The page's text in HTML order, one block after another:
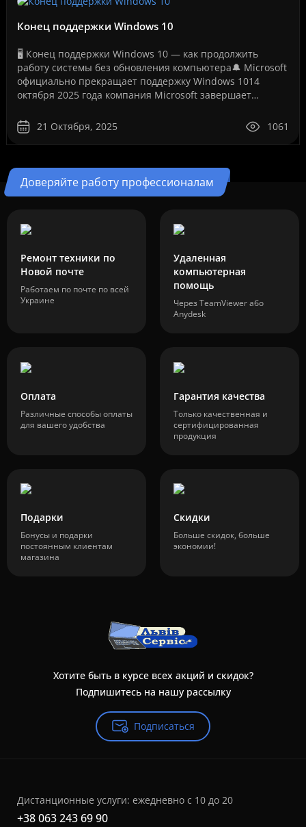
Конец поддержки Windows 10
🖥️ Конец поддержки Windows 10 — как продолжить
работу системы без обновления компьютера🔔 Microsoft
официально прекращает поддержку Windows 1014
октября 2025 года компания Microsoft завершает
10. Это ..21 Октября, 2025 1061
Доверяйте работу профессионалам
Ремонт техники по
Новой почте
Работаем по почте по всей
Украине
Удаленная
компьютерная
помощь
Через TeamViewer або
Anydesk
Оплата
Различные способы оплаты
для вашего удобства
Гарантия качества
Только качественная и
сертифицированная
продукция
Подарки
Бонусы и подарки
постоянным клиентам
магазина
Скидки
Больше скидок, больше
экономии!
Хотите быть в курсе всех акций и скидок?
Подпишитесь на нашу рассылку
Подписаться
Дистанционные услуги: ежедневно с 10 до 20
+38 063 243 69 90